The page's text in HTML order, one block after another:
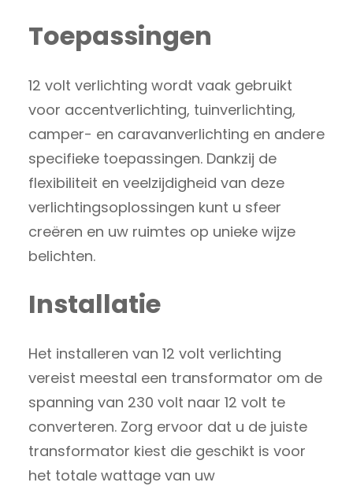
Toepassingen
12 volt verlichting wordt vaak gebruikt
voor accentverlichting, tuinverlichting,
camper- en caravanverlichting en andere
specifieke toepassingen. Dankzij de
flexibiliteit en veelzijdigheid van deze
verlichtingsoplossingen kunt u sfeer
creëren en uw ruimtes op unieke wijze
belichten.
Installatie
Het installeren van 12 volt verlichting
vereist meestal een transformator om de
spanning van 230 volt naar 12 volt te
converteren. Zorg ervoor dat u de juiste
transformator kiest die geschikt is voor
het totale wattage van uw